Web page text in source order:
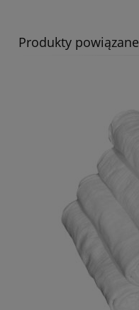
Produkty powiązane